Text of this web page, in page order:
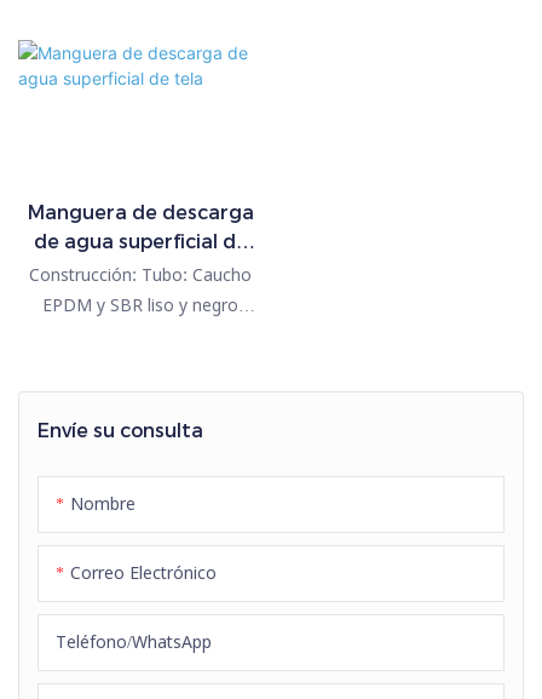
Envíe su consulta
Nombre
Correo Electrónico
Teléfono/WhatsApp
Manguera de descarga
de agua superficial de
tela
Construcción: Tubo: Caucho
EPDM y SBR liso y negro
Cubierta: Caucho EPDM liso y
negro (resistente a la abrasión,
Aplicación: Para descarga de
agua, ampliamente utilizado
en la industria, sitios de
construcción, agricultura, riego
de jardines